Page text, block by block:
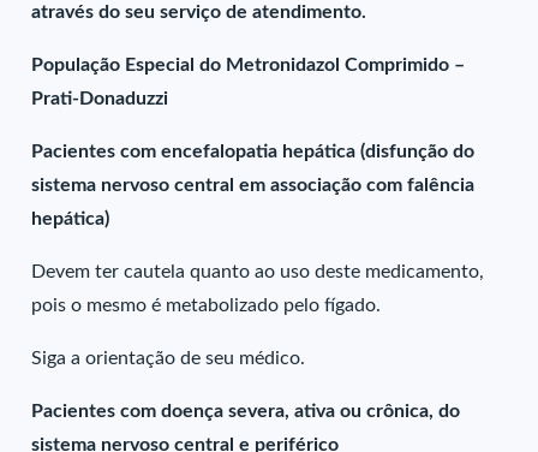
através do seu serviço de atendimento.
População Especial do Metronidazol Comprimido –
Prati-Donaduzzi
Pacientes com encefalopatia hepática (disfunção do
sistema nervoso central em associação com falência
hepática)
Devem ter cautela quanto ao uso deste medicamento,
pois o mesmo é metabolizado pelo fígado.
Siga a orientação de seu médico.
Pacientes com doença severa, ativa ou crônica, do
sistema nervoso central e periférico